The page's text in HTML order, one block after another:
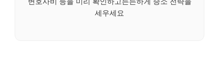
세우세요